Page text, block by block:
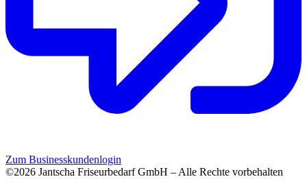
Zum Businesskundenlogin
©2026 Jantscha Friseurbedarf GmbH – Alle Rechte vorbehalten